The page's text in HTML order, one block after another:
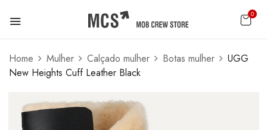
0
Home Mulher Calçado mulher Botas mulher
UGG
New Heights Cuff Leather Black